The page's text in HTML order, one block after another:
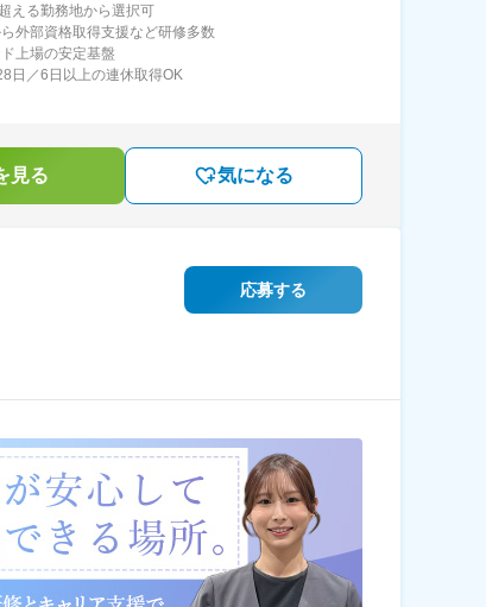
える勤務地から選択可
外部資格取得支援など研修多数
上場の安定基盤
日／6日以上の連休取得OK
見る 気になる
応募する